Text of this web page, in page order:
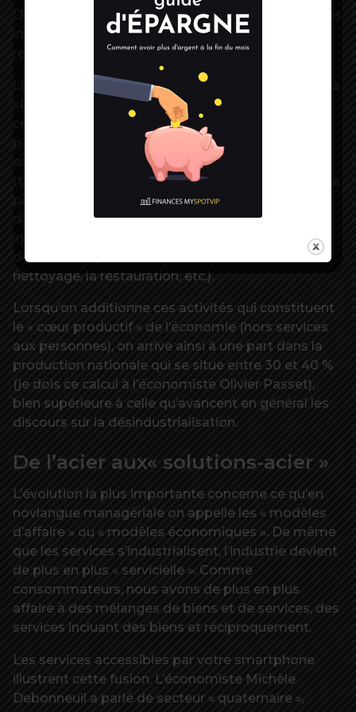
D’un autre côté, il faut être conscient du fait que les
impacts sur l’emploi seront surtout indirects et
resteront limités.
La réalité est que les frontières entre le monde des
services, celui des industries manufacturières et
celui du numérique sont de plus en plus floues et
poreuses. De nombreux services fonctionnent
exactement comme des industries
(télécommunications, énergie, services urbains). La
production matérielle, de son côté, mobilise
d’innombrables services (communication,
informatique, maintenance technique, sans parler
des services plus banals comme l’immobilier, le
nettoyage, la restauration, etc.).
Lorsqu’on additionne ces activités qui constituent
le « cœur productif » de l’économie (hors services
aux personnes), on arrive ainsi à une part dans la
production nationale qui se situe entre 30 et 40 %
(je dois ce calcul à l’économiste Olivier Passet),
bien supérieure à celle qu’avancent en général les
discours sur la désindustrialisation.
De l’acier aux« solutions-acier »
L’évolution la plus importante concerne ce qu’en
novlangue managériale on appelle les « modèles
d’affaire » ou « modèles économiques ». De même
que les services s’industrialisent, l’industrie devient
de plus en plus « servicielle ». Comme
consommateurs, nous avons de plus en plus
affaire à des mélanges de biens et de services, des
services incluant des biens et réciproquement.
Les services accessibles par votre smartphone
illustrent cette fusion. L’économiste Michèle
Debonneuil a parlé de secteur « quaternaire »,